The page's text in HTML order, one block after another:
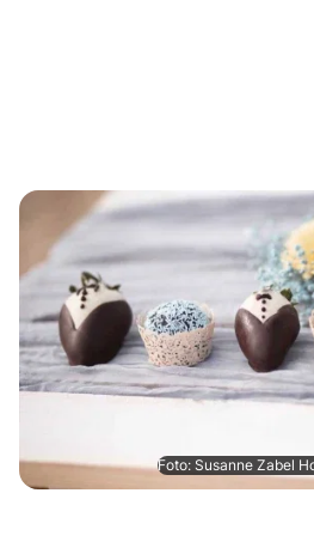
Foto: Susanne Zabel